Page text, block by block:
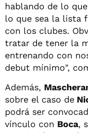
hablando de lo
lo que sea la lista
con los clubes.
tratar de tener la
entrenando con
debut mínimo",
Además,
sobre el caso de
podrá ser
vínculo con Boca,